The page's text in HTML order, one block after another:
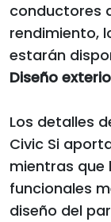
conductores
rendimiento,
estarán
Diseño
Los detalles
Civic Si
mientras que
funcionales
diseño del